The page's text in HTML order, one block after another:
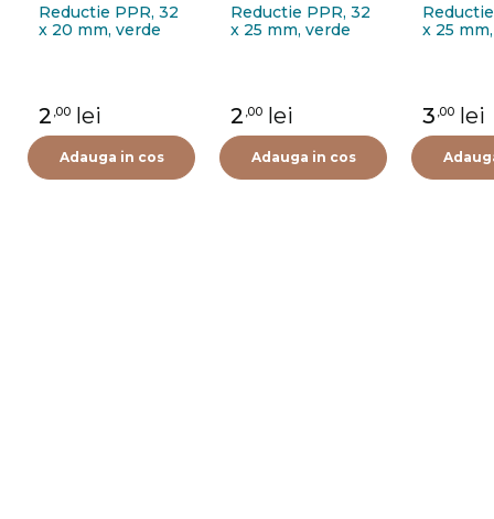
Reductie PPR, 32
x 20 mm, verde
2 ,00 lei
Adauga in cos
Reductie PPR, 32
x 25 mm, verde
2 ,00 lei
Adauga in cos
x 25
3 ,00 lei